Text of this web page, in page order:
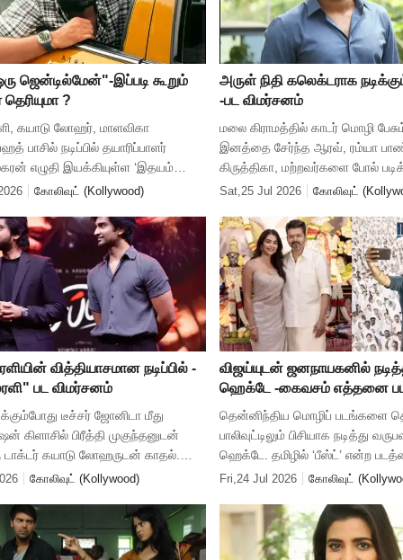
ஜென்டில்மேன்"-இப்படி கூறும்
?
கயாடு லோஹர், மாளவிகா
நடிப்பில் தயாரிப்பாளர்
எழுதி இயக்கியுள்ள ‘இதயம்
வெற்றி பெற்றுள்ளது. இதுகுறித்த
கோலிவுட் (Kollywood)
அருள் நிதி கலெக்டராக
-பட விமர்சனம்
மலை கிராமத்தில் காடர் மொழி
இனத்தை சேர்ந்த ஆரவ், ரம்யா
கிருத்திகா, மற்றவர்களை போல்
ஆசைப்படுகிறார். எந்த அடிப்படை
Sat,25 Jul 2026 கோலிவுட்
வித்தியாசமான நடிப்பில் -
பட விமர்சனம்
டீச்சர் ஜோனிடா மீது
கிளாசில் பிரீத்தி முகுந்தனுடன்
டாக்டர் கயாடு லோஹருடன் காதல்.
சொன்னதில்லை. கடைசியாக அவர்
கோலிவுட் (Kollywood)
விஜய்யுடன் ஜனநாயகனில்
ஹெக்டே -கைவசம் எத்தனை
தெரியுமா ?
தென்னிந்திய மொழிப் படங்களை
பாலிவுட்டிலும் பிசியாக நடித்து
ஹெக்டே. தமிழில் ‘பீஸ்ட்’ என்ற
மீண்டும் விஜய்யுடன் அவர்
Fri,24 Jul 2026 கோலிவுட்